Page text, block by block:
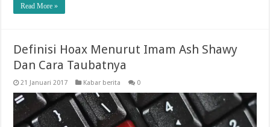
Read More »
Definisi Hoax Menurut Imam Ash Shawy
Dan Cara Taubatnya
21 Januari 2017 Kabar berita 0